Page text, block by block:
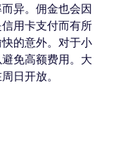
异。佣金也会因
用卡支付而有所
的意外。对于小
免高额费用。大
日开放。